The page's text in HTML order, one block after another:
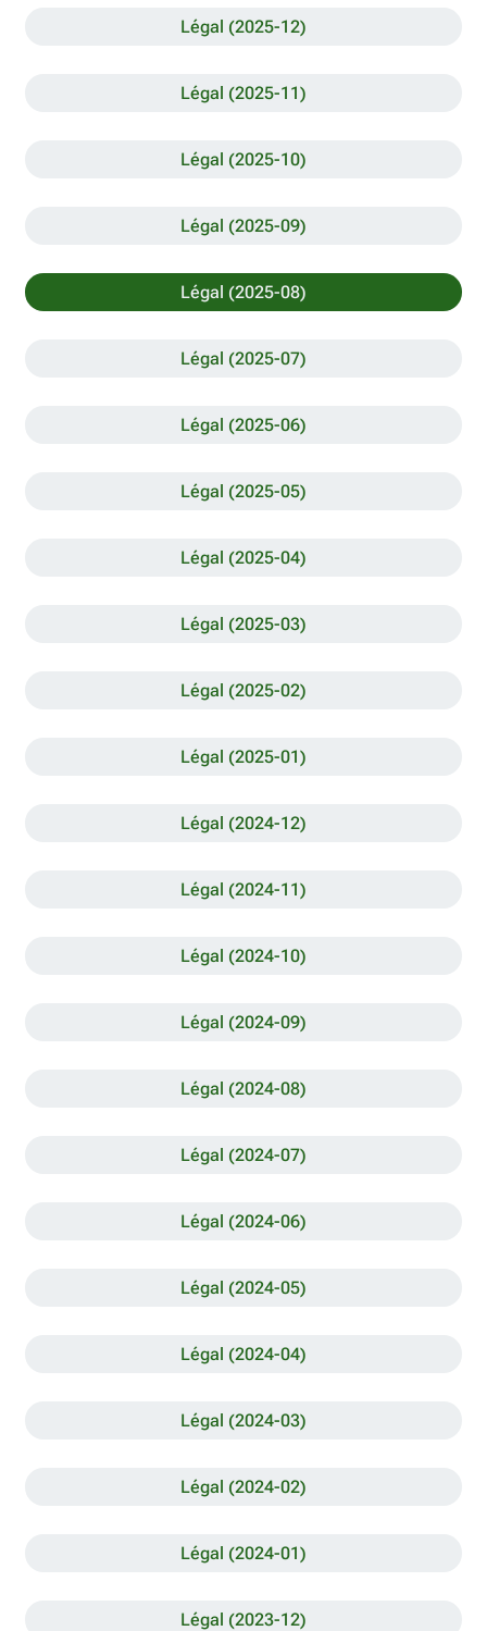
Légal (2025-12)
Légal (2025-11)
Légal (2025-10)
Légal (2025-09)
Légal (2025-08)
Légal (2025-07)
Légal (2025-06)
Légal (2025-05)
Légal (2025-04)
Légal (2025-03)
Légal (2025-02)
Légal (2025-01)
Légal (2024-12)
Légal (2024-11)
Légal (2024-10)
Légal (2024-09)
Légal (2024-08)
Légal (2024-07)
Légal (2024-06)
Légal (2024-05)
Légal (2024-04)
Légal (2024-03)
Légal (2024-02)
Légal (2024-01)
Légal (2023-12)